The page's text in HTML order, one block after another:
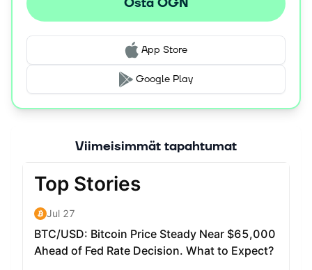
boost yield generated by the underlying protocols.
Governance: OGN stakers comprise the Origin DAO,
which votes on proposals and treasury allocations.
Origin promotes fully on-chain governance to cultivate a
sustainable, inclusive structure.
App Store
Google Play
Viimeisimmät tapahtumat